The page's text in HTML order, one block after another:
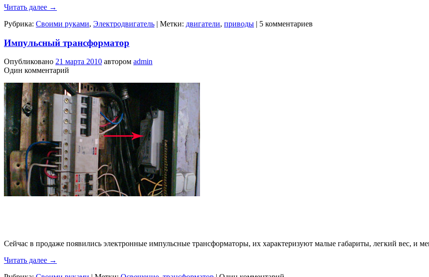
Читать далее →
Рубрика: Своими руками, Электродвигатель | Метки: двигатели, приводы | 5 комментариев
Импульсный трансформатор
Опубликовано 21 марта 2010 автором admin
Один комментарий
Сейчас в продаже появились электронные импульсные трансформаторы, их характеризуют малые габариты, легкий вес, и
Читать далее →